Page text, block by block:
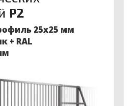
P2
25х25 мм
+ RAL